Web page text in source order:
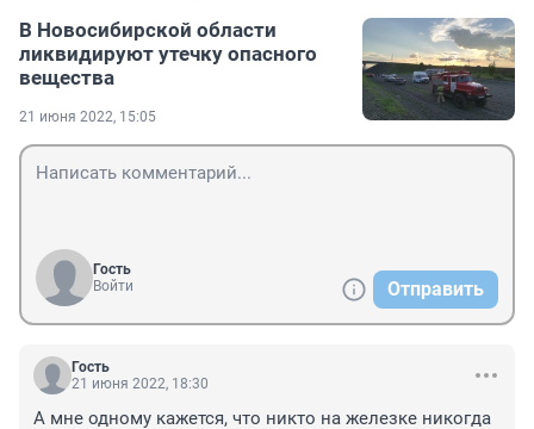
В Новосибирской области
ликвидируют утечку опасного
вещества
21 июня 2022, 15:05
Гость
Войти
Отправить
Гость
21 июня 2022, 18:30
А мне одному кажется, что никто на железке никогда